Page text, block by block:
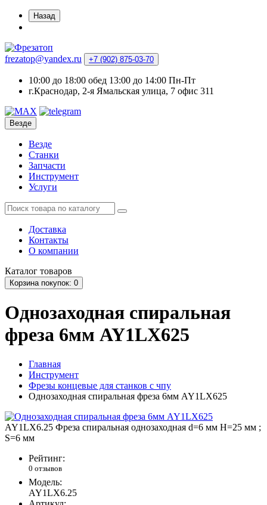
Назад
frezatop@yandex.ru +7 (902) 875-03-70
10:00 до 18:00 обед 13:00 до 14:00 Пн-Пт
г.Краснодар, 2-я Ямальская улица, 7 офис 311
Везде
Везде
Станки
Запчасти
Инструмент
Услуги
Доставка
Контакты
О компании
Каталог товаров
Корзинапокупок: 0
Однозаходная спиральная
фреза 6мм AY1LX625
Главная
Инструмент
Фрезы концевые для станков с чпу
Однозаходная спиральная фреза 6мм AY1LX625
AY1LX6.25 Фреза спиральная однозаходная d=6 мм H=25 мм ;
S=6 мм
Рейтинг:
0 отзывов
Модель:
AY1LX6.25